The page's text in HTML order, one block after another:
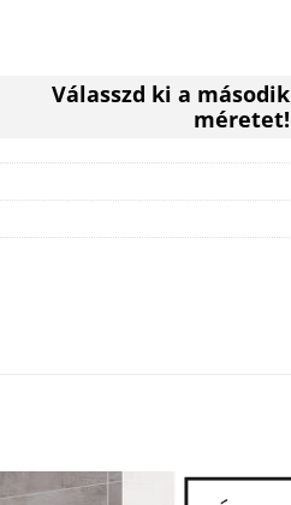
Válasszd ki a második
méretet!